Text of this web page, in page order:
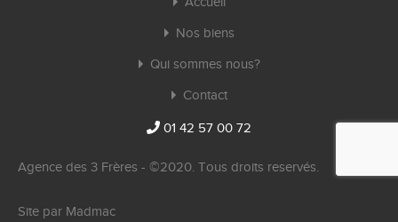
Nos biens
Qui sommes nous?
Contact
01 42 57 00 72
Agence des 3 Frères - ©2020. Tous droits reservés.
Site par Madmac